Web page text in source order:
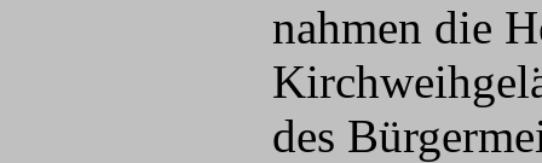
nahmen die
des